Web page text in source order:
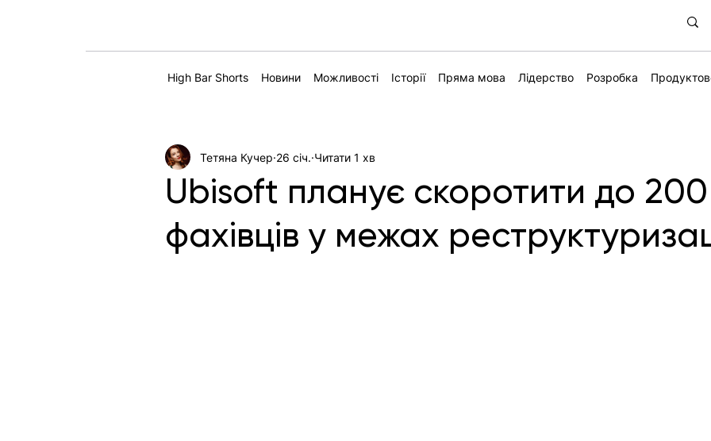
High Bar Shorts Новини Можливості Історії Пряма мова Лідерство Розробка
Ubisoft планує скоротити до 200
фахівців у межах
Тетяна Кучер 26 січ. Читати 1 хв